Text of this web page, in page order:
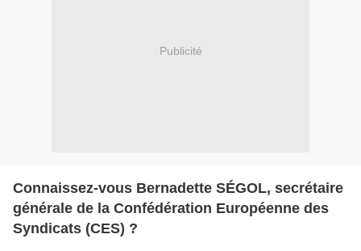
Publicité
Connaissez-vous Bernadette SÉGOL, secrétaire
générale de la Confédération Européenne des
Syndicats (CES) ?